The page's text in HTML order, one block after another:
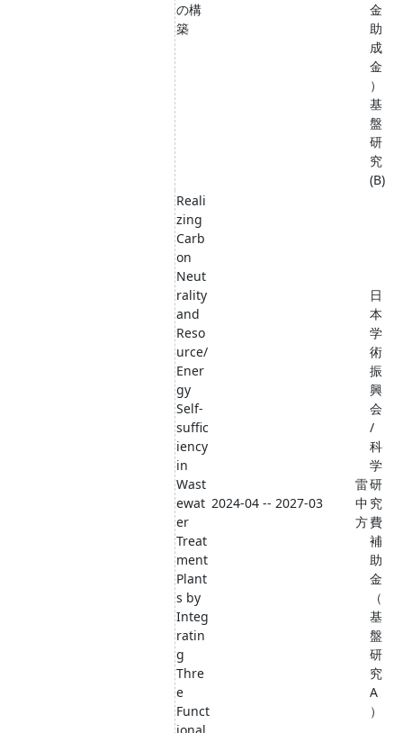
の構
築
金
助
成
金
）
基
盤
研
究
(B)
Reali
zing
Carb
on
Neut
rality
and
Reso
urce/
Ener
gy
Self-
suffic
iency
in
Wast
ewat
er
Treat
ment
Plant
s by
Integ
ratin
g
Thre
e
Funct
2024-04 -- 2027-03
雷
中
方
日
本
学
術
振
興
会
/
科
学
研
究
費
補
助
金
（
基
盤
研
究
A
）